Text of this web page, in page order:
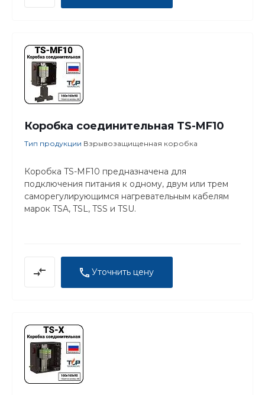
Коробка соединительная TS-MF10
Тип продукции Взрывозащищенная коробка
Коробка TS-MF10 предназначена для
подключения питания к одному, двум или трем
саморегулирующимся нагревательным кабелям
марок TSA, TSL, TSS и TSU.
Уточнить цену